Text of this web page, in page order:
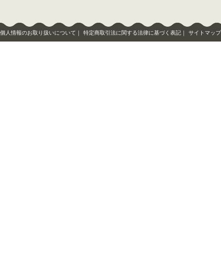
個人情報のお取り扱いについて ｜ 特定商取引法に関する法律に基づく表記 ｜ サイトマップ